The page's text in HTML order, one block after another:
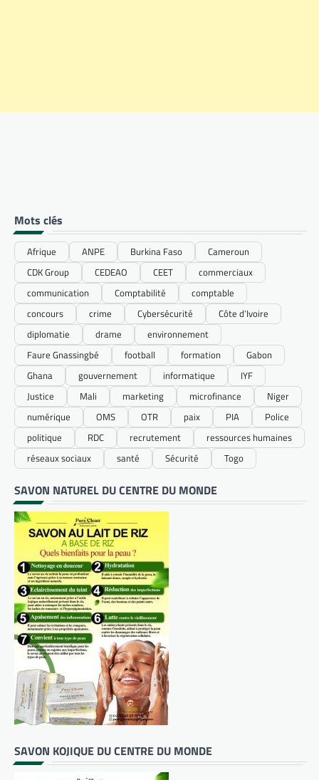
Mots clés
Afrique ANPE Burkina Faso
Cameroun
CDK Group
CEDEAO CEET
commerciaux
communication
Comptabilité
comptable
concours
crime Cybersécurité
Côte d’Ivoire
diplomatie
drame
environnement
Faure Gnassingbé
football formation
Gabon
Ghana
gouvernement informatique
IYF
Justice
Mali marketing microfinance
Niger
numérique
OMS OTR paix PIA
Police
politique
RDC recrutement
ressources humaines
réseaux sociaux
santé Sécurité Togo
SAVON NATUREL DU CENTRE DU MONDE
SAVON KOJIQUE DU CENTRE DU MONDE